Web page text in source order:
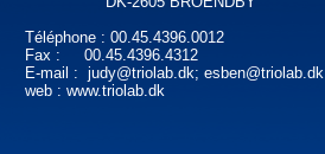
Téléphone : 00.45.4396.0012
Fax : 00.45.4396.4312
E-mail : judy@triolab.dk; esben@triolab.dk
web : www.triolab.dk